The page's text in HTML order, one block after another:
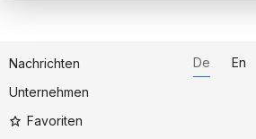
Nachrichten
Unternehmen
Favoriten
De En